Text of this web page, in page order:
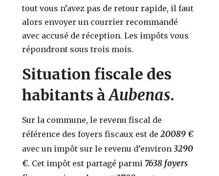
tout vous n’avez pas de retour rapide, il faut
alors envoyer un courrier recommandé
avec accusé de réception. Les impôts vous
répondront sous trois mois.
Situation fiscale des
habitants àAubenas.
Sur la commune, le revenu fiscal de
référence des foyers fiscaux est de20089 €
avec un impôt sur le revenu d’environ 3290
€. Cet impôt est partagé parmi 7638 foyers